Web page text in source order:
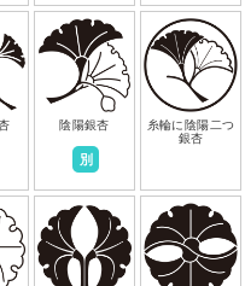
陰陽銀杏
別
糸輪に陰陽二つ
銀杏